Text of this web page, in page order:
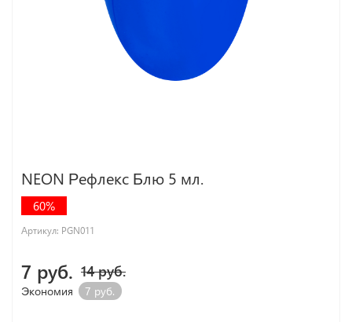
NEON Рефлекс Блю 5 мл.
60%
Артикул: PGN011
7 руб. 14 руб.
Экономия 7 руб.